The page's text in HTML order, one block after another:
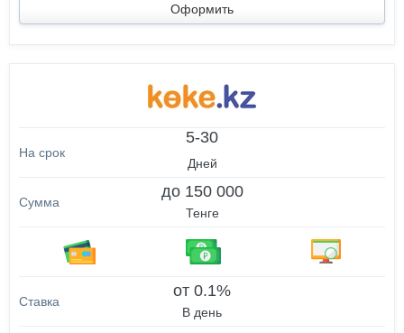
Оформить
5-30
Дней
до 150 000
Тенге
от 0.1%
В день